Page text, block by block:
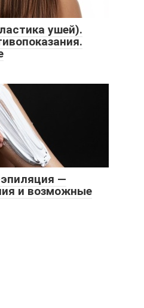
ушей).
—
и возможные